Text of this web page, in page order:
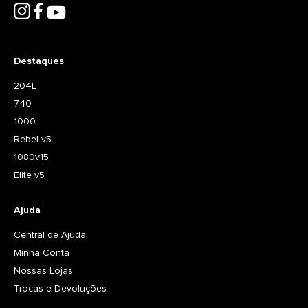
Destaques
204L
740
1000
Rebel v5
1080v15
Elite v5
Ajuda
Central de Ajuda
Minha Conta
Nossas Lojas
Trocas e Devoluções